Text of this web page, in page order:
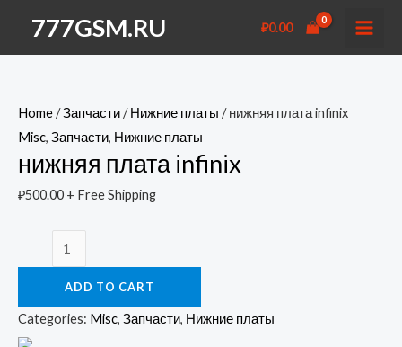
содержимому
777GSM.RU ₽0.00
Home/Запчасти/Нижние платы / нижняя плата infinix
Misc, Запчасти, Нижние платы
нижняя плата infinix
₽500.00 + Free Shipping
плата
quantity
ADD TO CART
Categories: Misc, Запчасти, Нижние платы